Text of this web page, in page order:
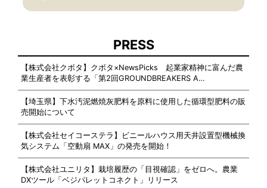
PRESS
【株式会社クボタ】クボタ×NewsPicks 起業家精神に富んだ農
業生産者を表彰する「第2回GROUNDBREAKERS A…
【埼玉県】下水汚泥燃焼灰肥料を原料に使用した循環型肥料の販
売開始について
【株式会社セイコーステラ】ビニールハウス用天井設置型機械換
気システム「空動扇 MAX」の発売を開始！
【株式会社ユニリタ】栽培履歴の「目視確認」をゼロへ。農業
DXツール「ベジパレットコネクト」リリース